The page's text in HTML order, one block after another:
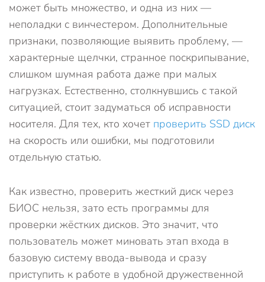
может быть множество, и одна из них —
неполадки с винчестером. Дополнительные
признаки, позволяющие выявить проблему, —
характерные щелчки, странное поскрипывание,
слишком шумная работа даже при малых
нагрузках. Естественно, столкнувшись с такой
ситуацией, стоит задуматься об исправности
носителя. Для тех, кто хочет проверить SSD диск
на скорость или ошибки, мы подготовили
отдельную статью.
Как известно, проверить жесткий диск через
БИОС нельзя, зато есть программы для
проверки жёстких дисков. Это значит, что
пользователь может миновать этап входа в
базовую систему ввода-вывода и сразу
приступить к работе в удобной дружественной